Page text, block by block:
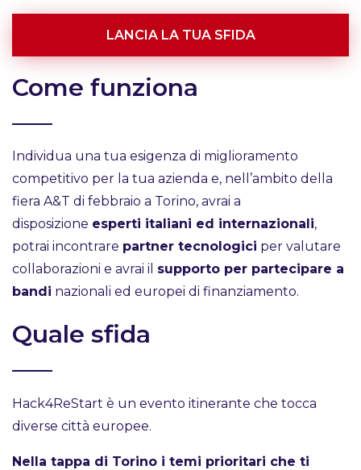
LANCIA LA TUA SFIDA
Come funziona
Individua una tua esigenza di miglioramento
competitivo per la tua azienda e, nell’ambito della
fiera A&T di febbraio a Torino, avrai a
disposizione esperti italiani ed internazionali,
potrai incontrare partner tecnologici per valutare
collaborazioni e avrai il supporto per partecipare a
bandi nazionali ed europei di finanziamento.
Quale sfida
Hack4ReStart è un evento itinerante che tocca
diverse città europee.
Nella tappa di Torino i temi prioritari che ti